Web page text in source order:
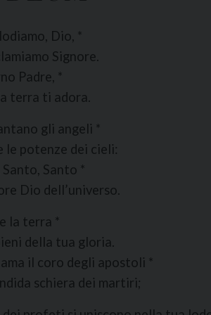
Dio, *
Signore.
Padre, *
terra ti adora.
gli angeli *
le potenze dei cieli:
Santo *
Dio dell’universo.
la terra *
della tua gloria.
il coro degli apostoli *
schiera dei martiri;